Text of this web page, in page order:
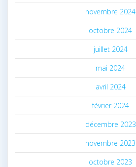
novembre 2024
octobre 2024
juillet 2024
mai 2024
avril 2024
février 2024
décembre 2023
novembre 2023
octobre 2023